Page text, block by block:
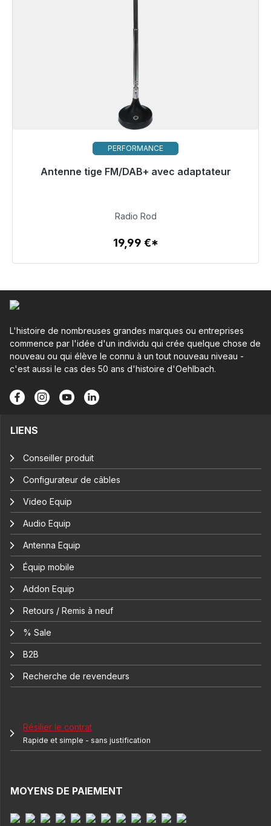
PERFORMANCE
Antenne tige FM/DAB+ avec adaptateur
Prêt à être expédié, délai de livraison 48h*
Détails
Radio Rod
19,99 €*
L'histoire de nombreuses grandes marques ou entreprises
commence par l'idée d'un individu qui crée quelque chose de
nouveau ou qui élève le connu à un tout nouveau niveau -
c'est aussi le cas des 50 ans d'histoire d'Oehlbach.
LIENS
Conseiller produit
Configurateur de câbles
Video Equip
Audio Equip
Antenna Equip
Équip mobile
Addon Equip
Retours / Remis à neuf
% Sale
B2B
Recherche de revendeurs
Résilier le contrat
Rapide et simple - sans justification
MOYENS DE PAIEMENT